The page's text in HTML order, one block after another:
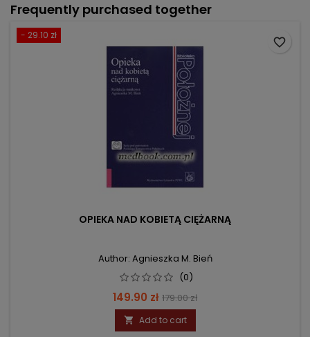
Frequently purchased together
- 29.10 zł
OPIEKA NAD KOBIETĄ CIĘŻARNĄ
Author: Agnieszka M. Bień
(0)
Price
149.90 zł Regular
price
179.00 zł
 Add to cart
favorite_border